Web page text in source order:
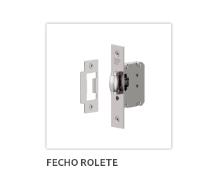
FECHO ROLETE